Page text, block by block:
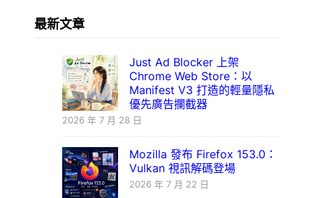
最新文章
Just Ad Blocker 上架
Chrome Web Store：以
Manifest V3 打造的輕量隱私
優先廣告攔截器
2026 年 7 月 28 日
Mozilla 發布 Firefox 153.0：
Vulkan 視訊解碼登場
2026 年 7 月 22 日